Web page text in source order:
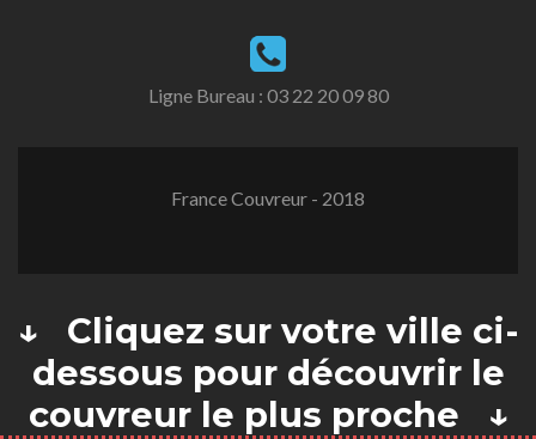
Ligne Bureau : 03 22 20 09 80
France Couvreur - 2018
↓ Cliquez sur votre ville ci-
dessous pour découvrir le
couvreur le plus proche ↓